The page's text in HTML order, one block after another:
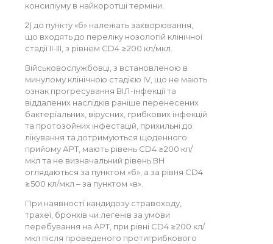
консиліуму в найкоротші терміни.
2) до пункту «б» належать захворювання,
що входять до переліку нозологій клінічної
стадії II-III, з рівнем CD4 ≥200 кл/мкл.
Військовослужбовці, з встановленою в
минулому клінічною стадією IV, що не мають
ознак прогресування ВІЛ-інфекції та
віддалених наслідків раніше перенесених
бактеріальних, вірусних, грибкових інфекцій
та протозойних інфестацій, прихильні до
лікування та дотримуються щоденного
прийому АРТ, мають рівень CD4 ≥200 кл/
мкл та не визначальний рівень ВН
оглядаються за пунктом «б», а за рівня CD4
≥500 кл/мкл – за пунктом «в».
При наявності кандидозу стравоходу,
трахеї, бронхів чи легенів за умови
перебування на АРТ, при рівні CD4 ≥200 кл/
мкл після проведеного протигрибкового